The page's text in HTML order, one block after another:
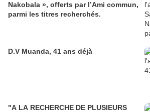
Nakobala », offerts par l’Ami commun,
parmi les titres recherchés.
D.V Muanda, 41 ans déjà
"A LA RECHERCHE DE PLUSIEURS